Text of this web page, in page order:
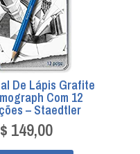
De Lápis Grafite
Com 12
– Staedtler
149,00